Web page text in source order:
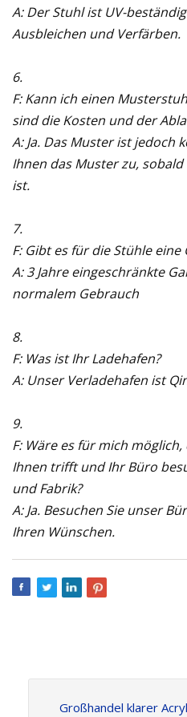
A: Der Stuhl ist UV-
Ausbleichen und Verfärben.
6.
F: Kann ich einen
sind die Kosten und der
A: Ja. Das Muster ist jedoch
Ihnen das Muster zu,
ist.
7.
F: Gibt es für die Stühle eine
A: 3 Jahre eingeschränkte
normalem Gebrauch
8.
F: Was ist Ihr Ladehafen?
A: Unser Verladehafen ist
9.
F: Wäre es für mich
Ihnen trifft und Ihr Büro
und Fabrik?
A: Ja. Besuchen Sie unser
Ihren Wünschen.
Großhandel klarer